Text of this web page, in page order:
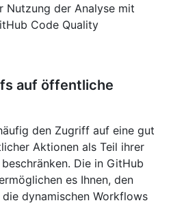
Nutzung der Analyse mit
Code Quality
auf öffentliche
den Zugriff auf eine gut
Aktionen als Teil ihrer
Die in GitHub
es Ihnen, den
dynamischen Workflows